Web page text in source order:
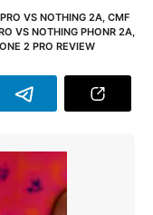
VS NOTHING 2A, CMF
VS NOTHING PHONR 2A,
2 PRO REVIEW